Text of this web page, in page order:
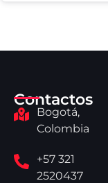
Contactos
Bogotá,
Colombia
+57 321
2520437